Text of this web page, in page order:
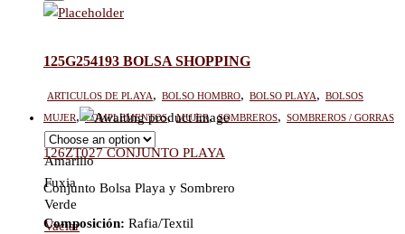
125G254193 BOLSA SHOPPING
Articulos de playa, Bolso hombro, Bolso Playa, Bolsos
mujer,Complementos,Mujer,Sombreros, Sombreros / Gorras
Amarillo
Fuxia
Verde
Vaciar
126ZT027 CONJUNTO PLAYA
Conjunto Bolsa Playa y Sombrero
Composición: Rafia/Textil